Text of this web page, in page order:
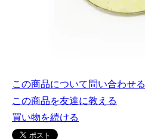
この商品について問い合わせる
この商品を友達に教える
買い物を続ける